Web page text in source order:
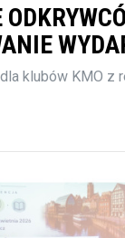
klubów KMO z